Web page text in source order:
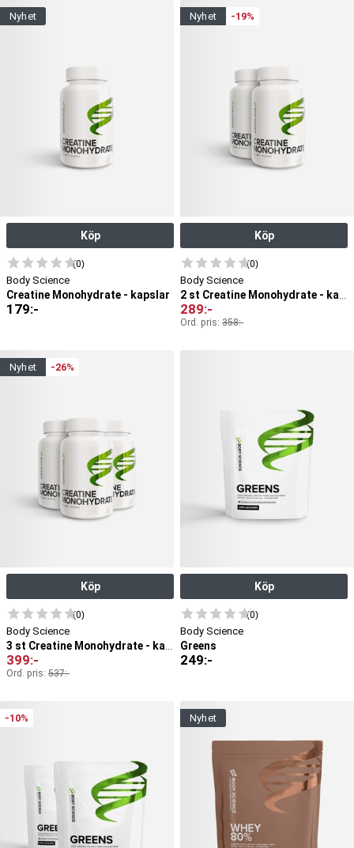
nyhet
Köp
(0)
Body Science
Creatine Monohydrate - kapslar
179:-
nyhet -19%
Köp
(0)
Body Science
2 st Creatine Monohydrate - kapslar
289:-
Ord. pris: 358:-
nyhet -26%
Köp
(0)
Body Science
3 st Creatine Monohydrate - kapslar
399:-
Ord. pris: 537:-
Köp
(0)
Body Science
Greens
249:-
-10% nyhet